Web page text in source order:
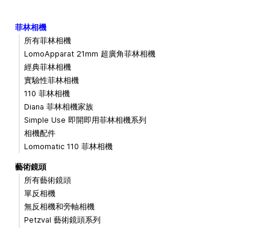
菲林相機
所有菲林相機
LomoApparat 21mm 超廣角菲林相機
經典菲林相機
實驗性菲林相機
110 菲林相機
Diana 菲林相機家族
Simple Use 即開即用菲林相機系列
相機配件
Lomomatic 110 菲林相機
藝術鏡頭
所有藝術鏡頭
單反相機
無反相機和旁軸相機
Petzval 藝術鏡頭系列